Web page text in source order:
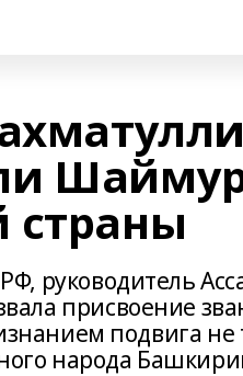
страны
руководитель
присвоение
подвига не
народа